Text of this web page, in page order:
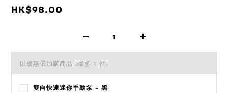
HK$98.00
以優惠價加購商品 (最多 1 件)
雙向快速迷你手動泵 - 黑